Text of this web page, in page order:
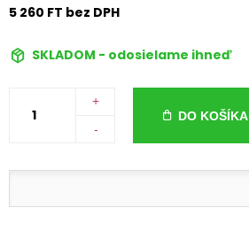
5 260 FT bez DPH
SKLADOM - odosielame ihneď
+
-
DO KOŠÍKA